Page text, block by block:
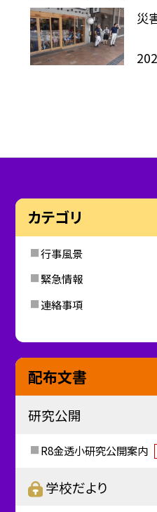
災
カテゴリ
行事風景
緊急情報
連絡事項
配布文書
研究公開
R8金透小研究公開案内
学校だより